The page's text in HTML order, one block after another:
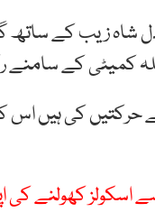
شاہ زیب کے
کمیٹی کے
کی ہیں اس
اسکولز کھولنے کی